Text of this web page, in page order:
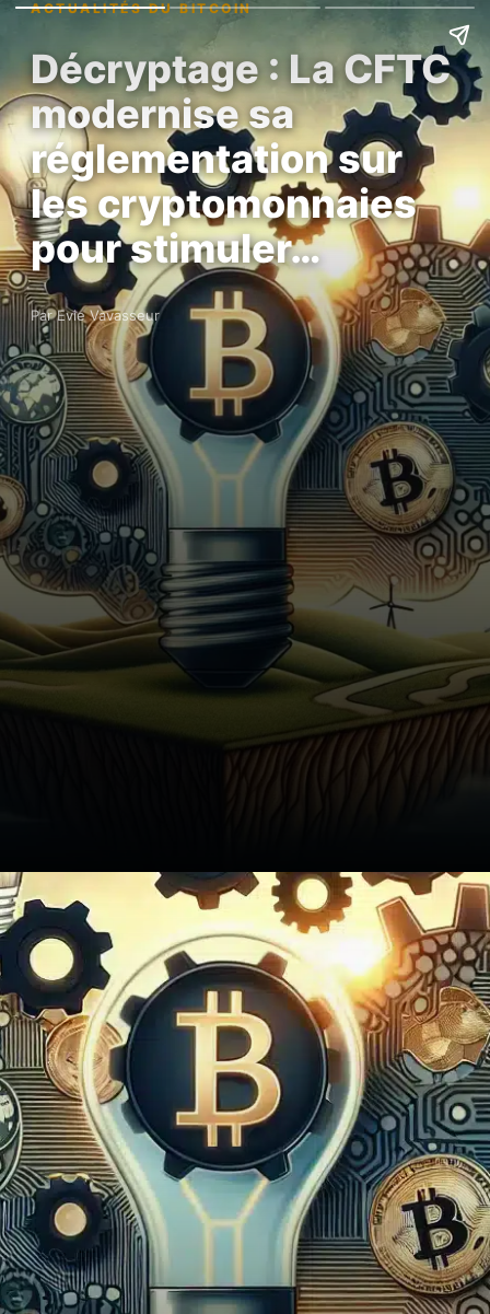
ACTUALITÉS DU BITCOIN
Décryptage : La CFTC
modernise sa
réglementation sur
les cryptomonnaies
pour stimuler…
Par Evie Vavasseur